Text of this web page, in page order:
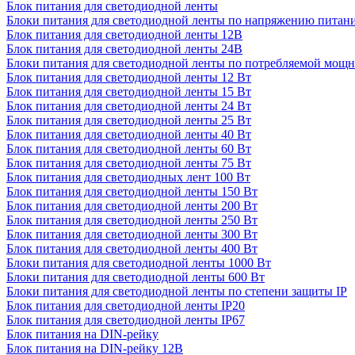
Блок питания для светодиодной ленты
Блоки питания для светодиодной ленты по напряжению
Блок питания для светодиодной ленты 12В
Блок питания для светодиодной ленты 24В
Блоки питания для светодиодной ленты по потребляемой
Блок питания для светодиодной ленты 12 Вт
Блок питания для светодиодной ленты 15 Вт
Блок питания для светодиодной ленты 24 Вт
Блок питания для светодиодной ленты 25 Вт
Блок питания для светодиодной ленты 40 Вт
Блок питания для светодиодной ленты 60 Вт
Блок питания для светодиодной ленты 75 Вт
Блок питания для светодиодных лент 100 Вт
Блок питания для светодиодной ленты 150 Вт
Блок питания для светодиодной ленты 200 Вт
Блок питания для светодиодной ленты 250 Вт
Блок питания для светодиодной ленты 300 Вт
Блок питания для светодиодной ленты 400 Вт
Блоки питания для светодиодной ленты 1000 Вт
Блоки питания для светодиодной ленты 600 Вт
Блоки питания для светодиодной ленты по степени защиты IP
Блок питания для светодиодной ленты IP20
Блок питания для светодиодной ленты IP67
Блок питания на DIN-рейку
Блок питания на DIN-рейку 12В